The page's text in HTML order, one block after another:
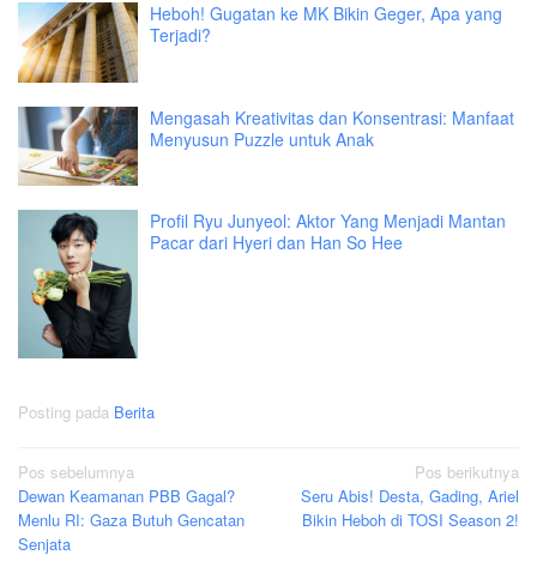
Heboh! Gugatan ke MK Bikin Geger, Apa yang
Terjadi?
Mengasah Kreativitas dan Konsentrasi: Manfaat
Menyusun Puzzle untuk Anak
Profil Ryu Junyeol: Aktor Yang Menjadi Mantan
Pacar dari Hyeri dan Han So Hee
Posting pada Berita
Navigasi
pos
Pos sebelumnya
Dewan Keamanan PBB Gagal?
Menlu RI: Gaza Butuh Gencatan
Senjata
Pos berikutnya
Seru Abis! Desta, Gading, Ariel
Bikin Heboh di TOSI Season 2!